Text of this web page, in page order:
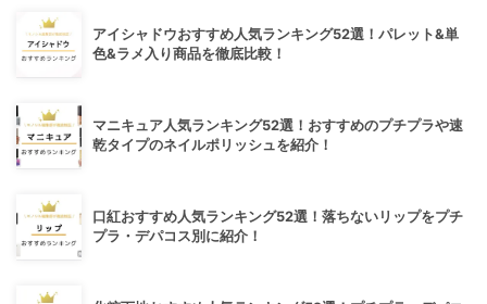
アイシャドウおすすめ人気ランキング52選！パレット&単
色&ラメ入り商品を徹底比較！
マニキュア人気ランキング52選！おすすめのプチプラや速
乾タイプのネイルポリッシュを紹介！
口紅おすすめ人気ランキング52選！落ちないリップをプチ
プラ・デパコス別に紹介！